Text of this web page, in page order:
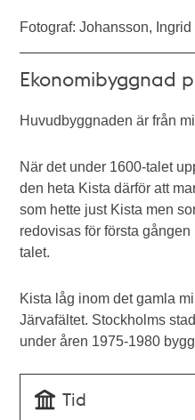
Fotograf: Johansson, Ingrid
Ekonomibyggnad
Huvudbyggnaden är från
När det under 1600-talet
den heta Kista därför att
som hette just Kista men
redovisas för första
talet.
Kista låg inom det gamla
Järvafältet. Stockholms
under åren 1975-1980
Tid